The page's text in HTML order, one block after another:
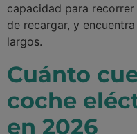
capacidad para
de recargar, y
largos.
Cuánto
coche
en 2026